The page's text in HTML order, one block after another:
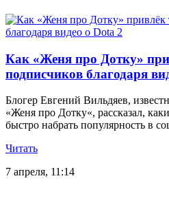
Как «Женя про Дотку»
подписчиков благодаря
Блогер Евгений Вильдяев,
«Женя про Дотку«, рассказал,
быстро набрать популярность в
Читать
7 апреля, 11:14